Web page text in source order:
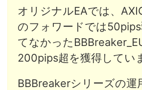
オリジナルEAでは、
のフォワードでは
てなかった
200pips超を獲得してい
BBBreakerシリーズの運